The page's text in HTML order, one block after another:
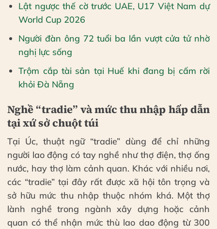
Lật ngược thế cờ trước UAE, U17 Việt Nam dự
World Cup 2026
Người đàn ông 72 tuổi ba lần vượt cửa tử nhờ
nghị lực sống
Trộm cắp tài sản tại Huế khi đang bị cấm rời
khỏi Đà Nẵng
Nghề “tradie” và mức thu nhập hấp dẫn
tại xứ sở chuột túi
Tại Úc, thuật ngữ “tradie” dùng để chỉ những
người lao động có tay nghề như thợ điện, thợ ống
nước, hay thợ làm cảnh quan. Khác với nhiều nơi,
các “tradie” tại đây rất được xã hội tôn trọng và
sở hữu mức thu nhập thuộc nhóm khá. Một thợ
lành nghề trong ngành xây dựng hoặc cảnh
quan có thể nhận mức thù lao dao động từ 300